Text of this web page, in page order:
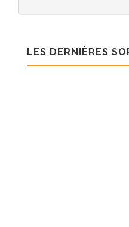
LES DERNIÈRES